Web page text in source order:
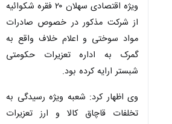
ویژه اقتصادی سهلان ۲۰ فقره شکوائیه
از شرکت مذکور در خصوص صادرات
مواد سوختی و اعلام خلاف واقع به
گمرک به اداره تعزیرات حکومتی
شبستر ارایه کرده بود.
وی اظهار کرد: شعبه ویژه رسیدگی به
تخلفات قاچاق کالا و ارز تعزیرات